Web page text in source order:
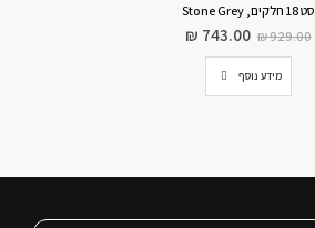
סט 18 חלקים, Stone Grey
₪929.00
₪ 743.00
מידע נוסף